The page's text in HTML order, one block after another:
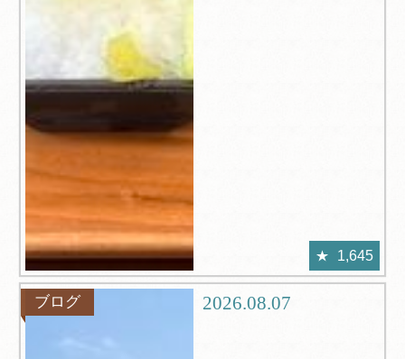
1,645
ブログ 2026.08.07